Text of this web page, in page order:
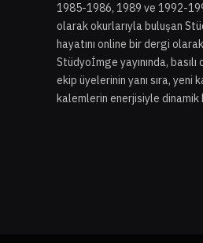
1985-1986, 1989 ve 1992-
olarak okurlarıyla buluşan
hayatını online bir dergi
Stüdyoİmge yayınında,
ekip üyelerinin yanı sıra, yeni
kalemlerin enerjisiyle dinamik